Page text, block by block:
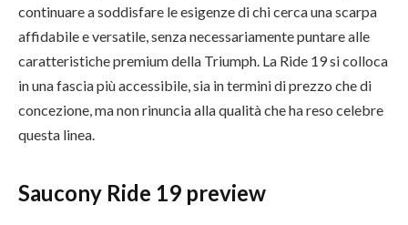
continuare a soddisfare le esigenze di chi cerca una scarpa
affidabile e versatile, senza necessariamente puntare alle
caratteristiche premium della Triumph. La Ride 19 si colloca
in una fascia più accessibile, sia in termini di prezzo che di
concezione, ma non rinuncia alla qualità che ha reso celebre
questa linea.
Saucony Ride 19 preview